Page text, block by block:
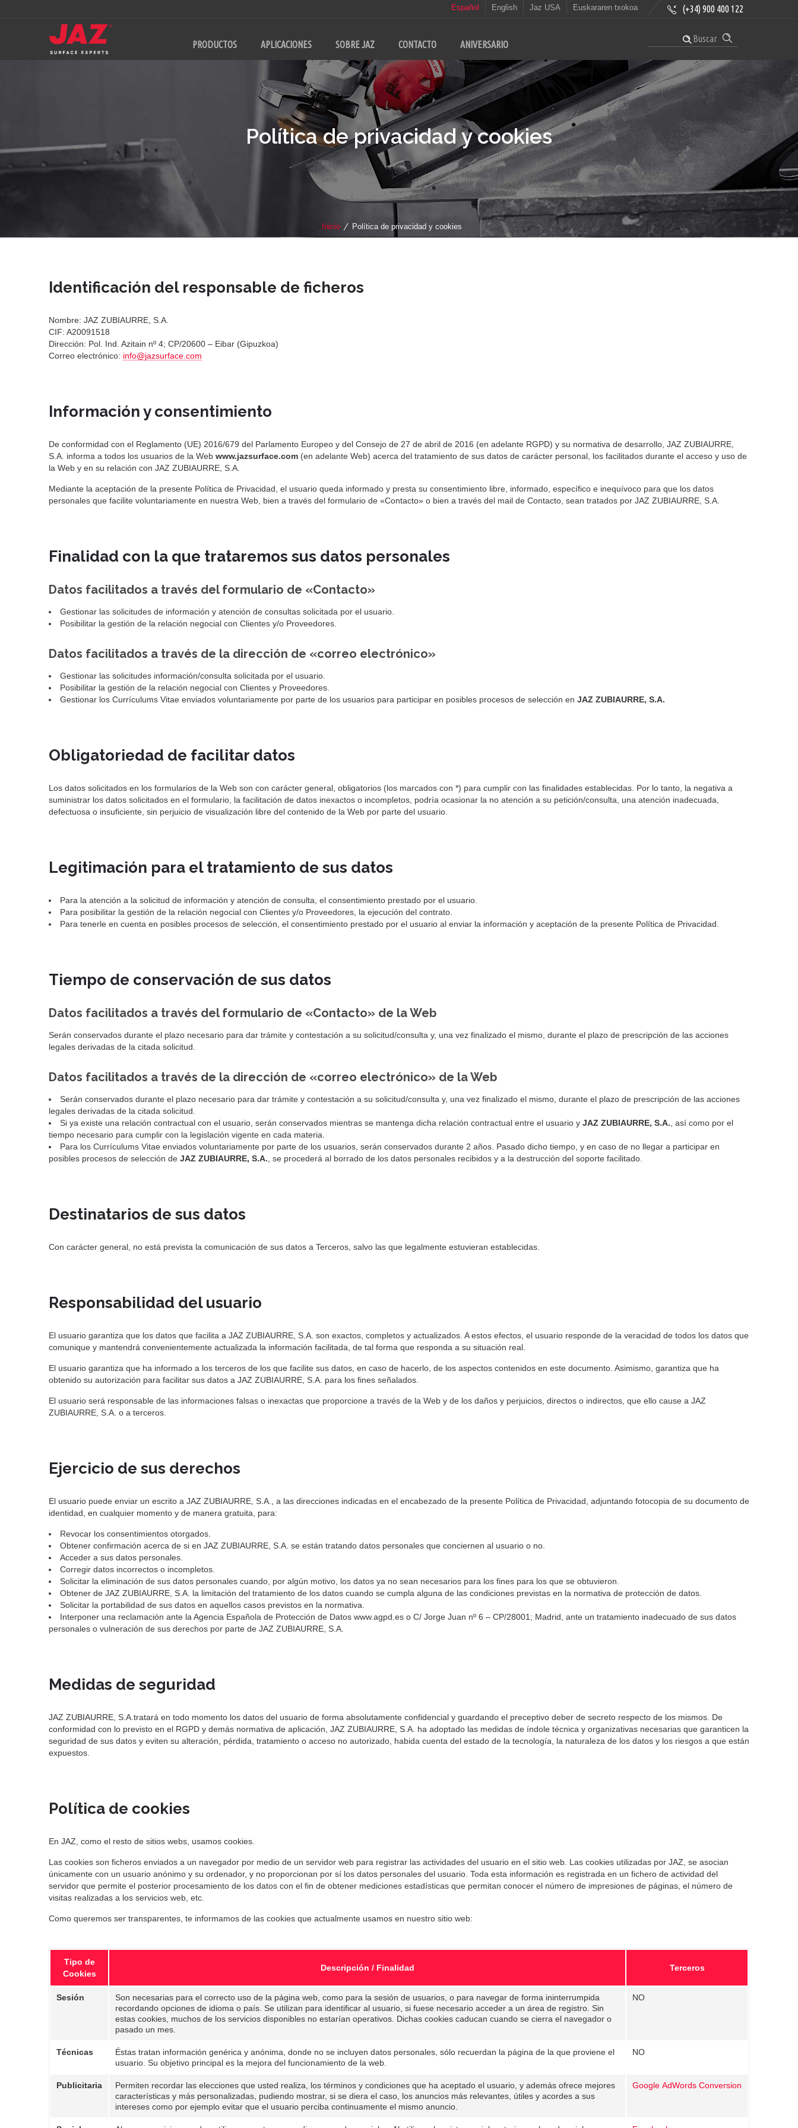
Español English Jaz USA Euskararen txokoa (+34) 900 400 122
Buscar
PRODUCTOS APLICACIONES SOBRE JAZ CONTACTO ANIVERSARIO
Política de privacidad y cookies
Inicio Política de privacidad y cookies
Identificación del responsable de ficheros
Nombre: JAZ ZUBIAURRE, S.A.
CIF: A20091518
Dirección: Pol. Ind. Azitain nº 4; CP/20600 – Eibar (Gipuzkoa)
Correo electrónico: info@jazsurface.com
Información y consentimiento
De conformidad con el Reglamento (UE) 2016/679 del Parlamento Europeo y del Consejo de 27 de abril de 2016 (en adelante RGPD) y su normativa de desarrollo, JAZ ZUBIAURRE,
S.A. informa a todos los usuarios de la Web www.jazsurface.com (en adelante Web) acerca del tratamiento de sus datos de carácter personal, los facilitados durante el acceso y uso de
la Web y en su relación con JAZ ZUBIAURRE, S.A.
Mediante la aceptación de la presente Política de Privacidad, el usuario queda informado y presta su consentimiento libre, informado, específico e inequívoco para que los datos
personales que facilite voluntariamente en nuestra Web, bien a través del formulario de «Contacto» o bien a través del mail de Contacto, sean tratados por JAZ ZUBIAURRE, S.A.
Finalidad con la que trataremos sus datos personales
Datos facilitados a través del formulario de «Contacto»
Gestionar las solicitudes de información y atención de consultas solicitada por el usuario.
Posibilitar la gestión de la relación negocial con Clientes y/o Proveedores.
Datos facilitados a través de la dirección de «correo electrónico»
Gestionar las solicitudes información/consulta solicitada por el usuario.
Posibilitar la gestión de la relación negocial con Clientes y Proveedores.
Gestionar los Currículums Vitae enviados voluntariamente por parte de los usuarios para participar en posibles procesos de selección en JAZ ZUBIAURRE, S.A.
Obligatoriedad de facilitar datos
Los datos solicitados en los formularios de la Web son con carácter general, obligatorios (los marcados con *) para cumplir con las finalidades establecidas. Por lo tanto, la negativa a
suministrar los datos solicitados en el formulario, la facilitación de datos inexactos o incompletos, podría ocasionar la no atención a su petición/consulta, una atención inadecuada,
defectuosa o insuficiente, sin perjuicio de visualización libre del contenido de la Web por parte del usuario.
Legitimación para el tratamiento de sus datos
Para la atención a la solicitud de información y atención de consulta, el consentimiento prestado por el usuario.
Para posibilitar la gestión de la relación negocial con Clientes y/o Proveedores, la ejecución del contrato.
Para tenerle en cuenta en posibles procesos de selección, el consentimiento prestado por el usuario al enviar la información y aceptación de la presente Política de Privacidad.
Tiempo de conservación de sus datos
Datos facilitados a través del formulario de «Contacto» de la Web
Serán conservados durante el plazo necesario para dar trámite y contestación a su solicitud/consulta y, una vez finalizado el mismo, durante el plazo de prescripción de las acciones
legales derivadas de la citada solicitud.
Datos facilitados a través de la dirección de «correo electrónico» de la Web
Serán conservados durante el plazo necesario para dar trámite y contestación a su solicitud/consulta y, una vez finalizado el mismo, durante el plazo de prescripción de las acciones
legales derivadas de la citada solicitud.
Si ya existe una relación contractual con el usuario, serán conservados mientras se mantenga dicha relación contractual entre el usuario y JAZ ZUBIAURRE, S.A. , así como por el
tiempo necesario para cumplir con la legislación vigente en cada materia.
Para los Currículums Vitae enviados voluntariamente por parte de los usuarios, serán conservados durante 2 años. Pasado dicho tiempo, y en caso de no llegar a participar en
posibles procesos de selección de JAZ ZUBIAURRE, S.A. , se procederá al borrado de los datos personales recibidos y a la destrucción del soporte facilitado.
Destinatarios de sus datos
Con carácter general, no está prevista la comunicación de sus datos a Terceros, salvo las que legalmente estuvieran establecidas.
Responsabilidad del usuario
El usuario garantiza que los datos que facilita a JAZ ZUBIAURRE, S.A. son exactos, completos y actualizados. A estos efectos, el usuario responde de la veracidad de todos los datos que
comunique y mantendrá convenientemente actualizada la información facilitada, de tal forma que responda a su situación real.
El usuario garantiza que ha informado a los terceros de los que facilite sus datos, en caso de hacerlo, de los aspectos contenidos en este documento. Asimismo, garantiza que ha
obtenido su autorización para facilitar sus datos a JAZ ZUBIAURRE, S.A. para los fines señalados.
El usuario será responsable de las informaciones falsas o inexactas que proporcione a través de la Web y de los daños y perjuicios, directos o indirectos, que ello cause a JAZ
ZUBIAURRE, S.A. o a terceros.
Ejercicio de sus derechos
El usuario puede enviar un escrito a JAZ ZUBIAURRE, S.A., a las direcciones indicadas en el encabezado de la presente Política de Privacidad, adjuntando fotocopia de su documento de
identidad, en cualquier momento y de manera gratuita, para:
Revocar los consentimientos otorgados.
Obtener confirmación acerca de si en JAZ ZUBIAURRE, S.A. se están tratando datos personales que conciernen al usuario o no.
Acceder a sus datos personales.
Corregir datos incorrectos o incompletos.
Solicitar la eliminación de sus datos personales cuando, por algún motivo, los datos ya no sean necesarios para los fines para los que se obtuvieron.
Obtener de JAZ ZUBIAURRE, S.A. la limitación del tratamiento de los datos cuando se cumpla alguna de las condiciones previstas en la normativa de protección de datos.
Solicitar la portabilidad de sus datos en aquellos casos previstos en la normativa.
Interponer una reclamación ante la Agencia Española de Protección de Datos www.agpd.es o C/ Jorge Juan nº 6 – CP/28001; Madrid, ante un tratamiento inadecuado de sus datos
personales o vulneración de sus derechos por parte de JAZ ZUBIAURRE, S.A.
Medidas de seguridad
JAZ ZUBIAURRE, S.A.tratará en todo momento los datos del usuario de forma absolutamente confidencial y guardando el preceptivo deber de secreto respecto de los mismos. De
conformidad con lo previsto en el RGPD y demás normativa de aplicación, JAZ ZUBIAURRE, S.A. ha adoptado las medidas de índole técnica y organizativas necesarias que garanticen la
seguridad de sus datos y eviten su alteración, pérdida, tratamiento o acceso no autorizado, habida cuenta del estado de la tecnología, la naturaleza de los datos y los riesgos a que están
expuestos.
Política de cookies
En JAZ, como el resto de sitios webs, usamos cookies.
Las cookies son ficheros enviados a un navegador por medio de un servidor web para registrar las actividades del usuario en el sitio web. Las cookies utilizadas por JAZ, se asocian
únicamente con un usuario anónimo y su ordenador, y no proporcionan por sí los datos personales del usuario. Toda esta información es registrada en un fichero de actividad del
servidor que permite el posterior procesamiento de los datos con el fin de obtener mediciones estadísticas que permitan conocer el número de impresiones de páginas, el número de
visitas realizadas a los servicios web, etc.
Como queremos ser transparentes, te informamos de las cookies que actualmente usamos en nuestro sitio web:
Tipo de
Cookies
Descripción / Finalidad Terceros
Sesión
Son necesarias para el correcto uso de la página web, como para la sesión de usuarios, o para navegar de forma ininterrumpida
recordando opciones de idioma o país. Se utilizan para identificar al usuario, si fuese necesario acceder a un área de registro. Sin
estas cookies, muchos de los servicios disponibles no estarían operativos. Dichas cookies caducan cuando se cierra el navegador o
pasado un mes.
NO
Técnicas
Éstas tratan información genérica y anónima, donde no se incluyen datos personales, sólo recuerdan la página de la que proviene el
usuario. Su objetivo principal es la mejora del funcionamiento de la web.
NO
Publicitaria
Permiten recordar las elecciones que usted realiza, los términos y condiciones que ha aceptado el usuario, y además ofrece mejores
características y más personalizadas, pudiendo mostrar, si se diera el caso, los anuncios más relevantes, útiles y acordes a sus
intereses como por ejemplo evitar que el usuario perciba continuamente el mismo anuncio.
Google AdWords Conversion